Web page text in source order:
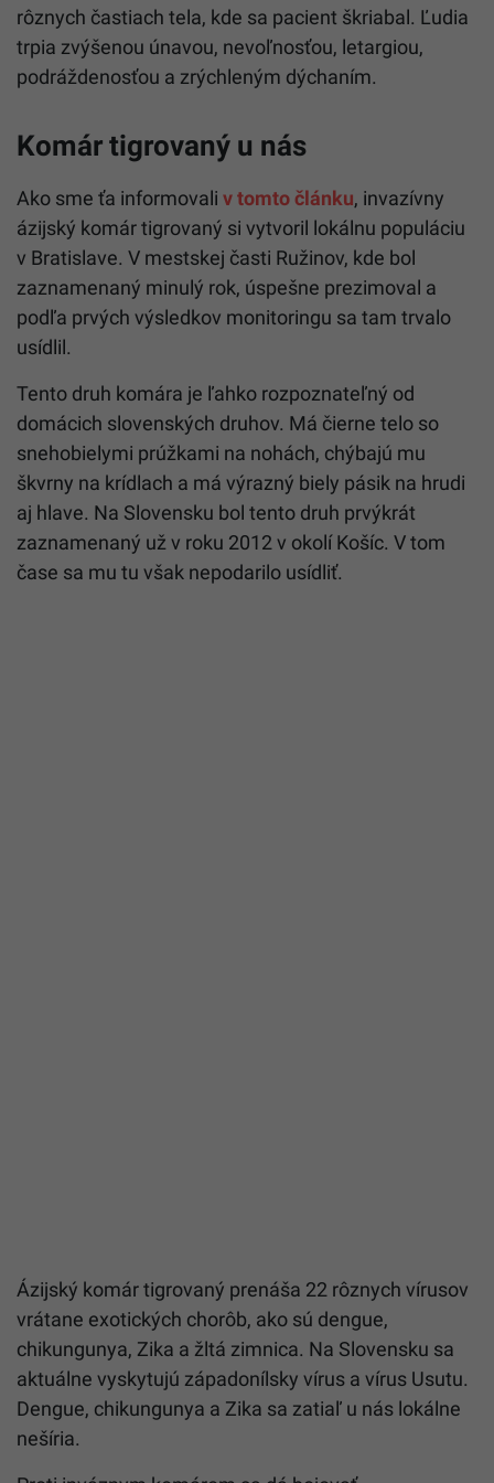
rôznych častiach tela, kde sa pacient škriabal. Ľudia
trpia zvýšenou únavou, nevoľnosťou, letargiou,
podráždenosťou a zrýchleným dýchaním.
Komár tigrovaný u nás
Ako sme ťa informovali v tomto článku, invazívny
ázijský komár tigrovaný si vytvoril lokálnu populáciu
v Bratislave. V mestskej časti Ružinov, kde bol
zaznamenaný minulý rok, úspešne prezimoval a
podľa prvých výsledkov monitoringu sa tam trvalo
usídlil.
Tento druh komára je ľahko rozpoznateľný od
domácich slovenských druhov. Má čierne telo so
snehobielymi prúžkami na nohách, chýbajú mu
škvrny na krídlach a má výrazný biely pásik na hrudi
aj hlave. Na Slovensku bol tento druh prvýkrát
zaznamenaný už v roku 2012 v okolí Košíc. V tom
čase sa mu tu však nepodarilo usídliť.
Ázijský komár tigrovaný prenáša 22 rôznych vírusov
vrátane exotických chorôb, ako sú dengue,
chikungunya, Zika a žltá zimnica. Na Slovensku sa
aktuálne vyskytujú západonílsky vírus a vírus Usutu.
Dengue, chikungunya a Zika sa zatiaľ u nás lokálne
nešíria.